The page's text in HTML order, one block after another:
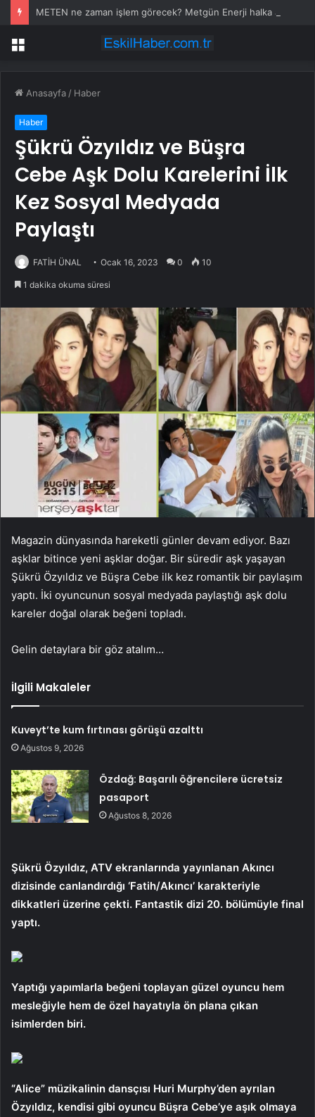
Menü
Anasayfa / Haber
Haber
Şükrü Özyıldız ve Büşra
Cebe Aşk Dolu Karelerini İlk
Kez Sosyal Medyada
Paylaştı
FATİH ÜNAL Ocak 16, 2023 0 10
1 dakika okuma süresi
Magazin dünyasında hareketli günler devam ediyor. Bazı
aşklar bitince yeni aşklar doğar. Bir süredir aşk yaşayan
Şükrü Özyıldız ve Büşra Cebe ilk kez romantik bir paylaşım
yaptı. İki oyuncunun sosyal medyada paylaştığı aşk dolu
kareler doğal olarak beğeni topladı.
Gelin detaylara bir göz atalım…
İlgili Makaleler
Kuveyt’te kum fırtınası görüşü azalttı
Ağustos 9, 2026
Özdağ: Başarılı öğrencilere ücretsiz
pasaport
Ağustos 8, 2026
Şükrü Özyıldız, ATV ekranlarında yayınlanan Akıncı
dizisinde canlandırdığı ‘Fatih/Akıncı’ karakteriyle
dikkatleri üzerine çekti. Fantastik dizi 20. bölümüyle final
yaptı.
Yaptığı yapımlarla beğeni toplayan güzel oyuncu hem
mesleğiyle hem de özel hayatıyla ön plana çıkan
isimlerden biri.
“Alice” müzikalinin dansçısı Huri Murphy’den ayrılan
Özyıldız, kendisi gibi oyuncu Büşra Cebe’ye aşık olmaya